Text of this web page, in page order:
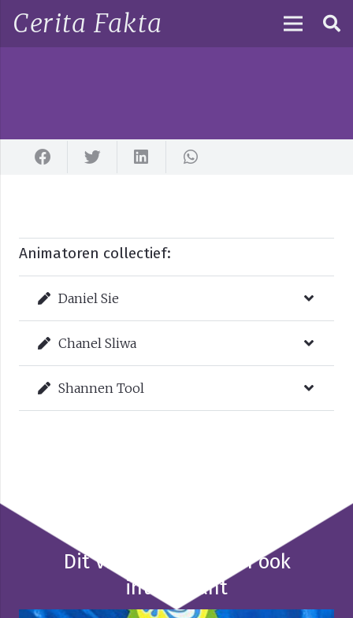
Cerita Fakta
Animatoren collectief:
Daniel Sie
Chanel Sliwa
Shannen Tool
Dit vind je misschien ook
interessant